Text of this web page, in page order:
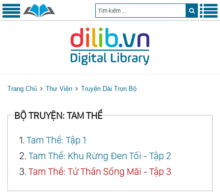
Trang Chủ Thư Viện Truyện Dài Trọn Bộ
BỘ TRUYỆN: TAM THỂ
1. Tam Thể: Tập 1
2. Tam Thể: Khu Rừng Đen Tối - Tập 2
3. Tam Thể: Tử Thần Sống Mãi​ - Tập 3